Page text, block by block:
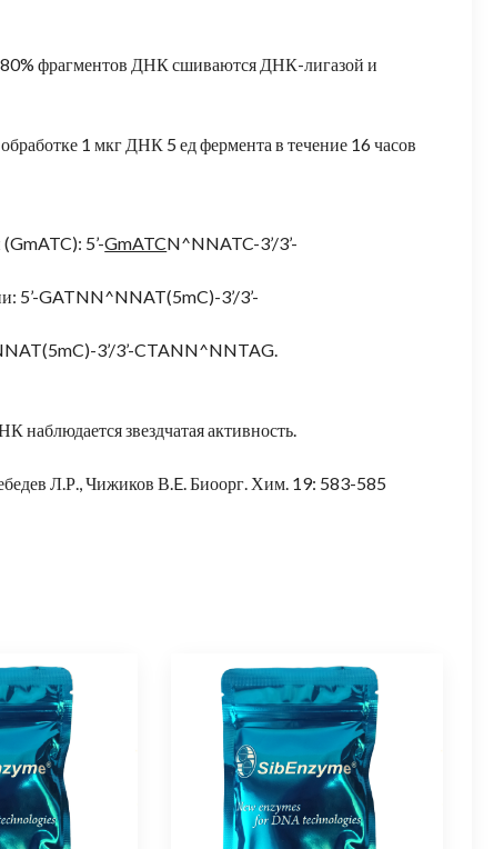
фрагментов ДНК сшиваются ДНК-лигазой и
1 мкг ДНК 5 ед фермента в течение 16 часов
5’-GmATCN^NNATC-3’/3’-
5’-GATNN^NNAT(5mC)-3’/3’-
3’/3’-CTANN^NNTAG.
наблюдается звездчатая активность.
Л.Р., Чижиков В.E. Биоорг. Хим. 19: 583-585